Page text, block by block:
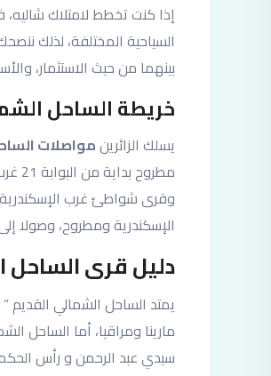
إذا كنت تخطط لامتلاك
السياحية المختلفة، لذلك
بينهما من حيث الاستثمار،
خريطة الساحل
يسلك الزائرينمواصلات
وقرى شواطئ غرب
الإسكندرية ومطروح، وصولا
دليل قرى الساحل
سيدي عبد الرحمن و رأس